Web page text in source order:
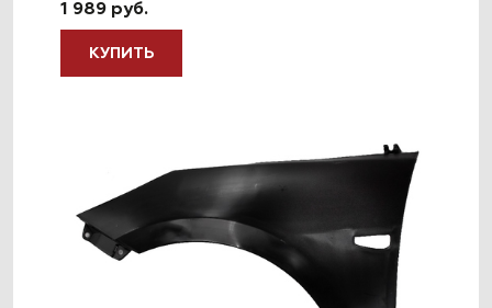
1 989 руб.
КУПИТЬ